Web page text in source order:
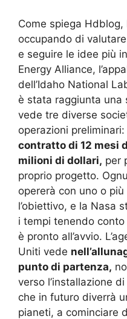
Come spiega Hdblog,
occupando di
e seguire le idee più
Energy Alliance,
dell’Idaho National
è stata raggiunta una
vede tre diverse
operazioni
contratto di 12 mesi
milioni di dollari, per
proprio progetto.
opererà con uno o
l’obiettivo, e la Nasa
i tempi tenendo
è pronto all’avvio.
Uniti vede
punto di partenza,
verso l’installazione
che in futuro diverrà
pianeti, a cominciare